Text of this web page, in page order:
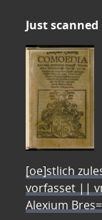
Just scanned
[oe]stlich
vorfasset ||
Alexium